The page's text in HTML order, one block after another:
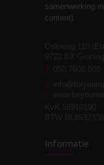
samenwerking
content).
T
E
Informatie